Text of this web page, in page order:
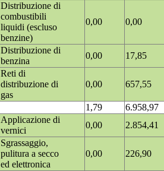
Distribuzione di
combustibili
liquidi (escluso
benzine)
0,00 0,00
Distribuzione di
benzina
0,00
17,85
Reti di
distribuzione di
gas
0,00 657,55
1,79
6.958,97
Applicazione di
vernici
0,00
2.854,41
Sgrassaggio,
pulitura a secco
ed elettronica
0,00 226,90